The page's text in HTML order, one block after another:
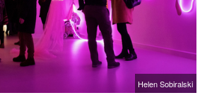
Helen Sobiralski